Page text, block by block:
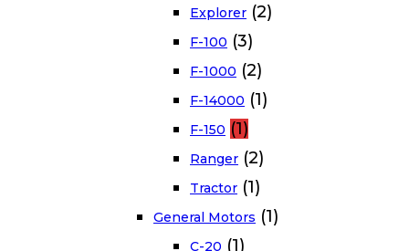
Explorer (2)
F-100 (3)
F-1000 (2)
F-14000 (1)
F-150 (1)
Ranger (2)
Tractor (1)
General Motors (1)
C-20 (1)